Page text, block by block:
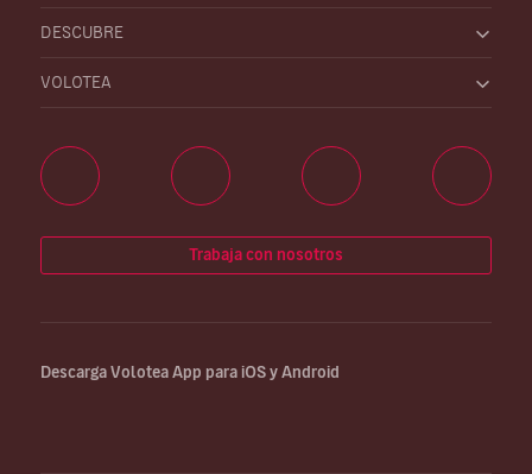
DESCUBRE
VOLOTEA
Trabaja con nosotros
Descarga Volotea App para iOS y Android